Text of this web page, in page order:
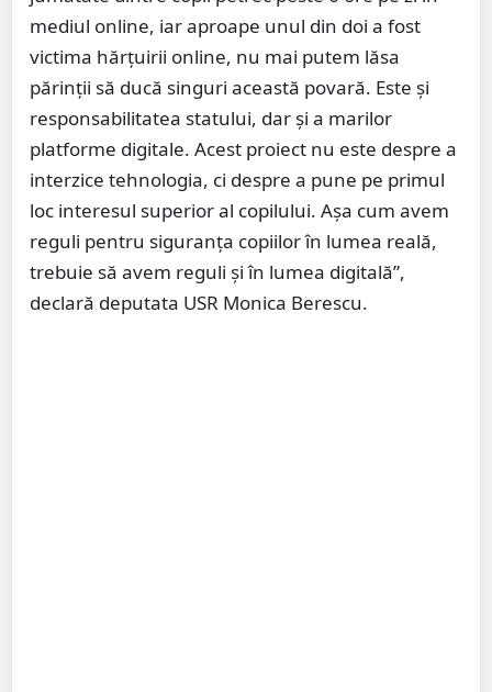
mediul online, iar aproape unul din doi a fost
victima hărțuirii online, nu mai putem lăsa
părinții să ducă singuri această povară. Este și
responsabilitatea statului, dar și a marilor
platforme digitale. Acest proiect nu este despre a
interzice tehnologia, ci despre a pune pe primul
loc interesul superior al copilului. Așa cum avem
reguli pentru siguranța copiilor în lumea reală,
trebuie să avem reguli și în lumea digitală”,
declară deputata USR Monica Berescu.